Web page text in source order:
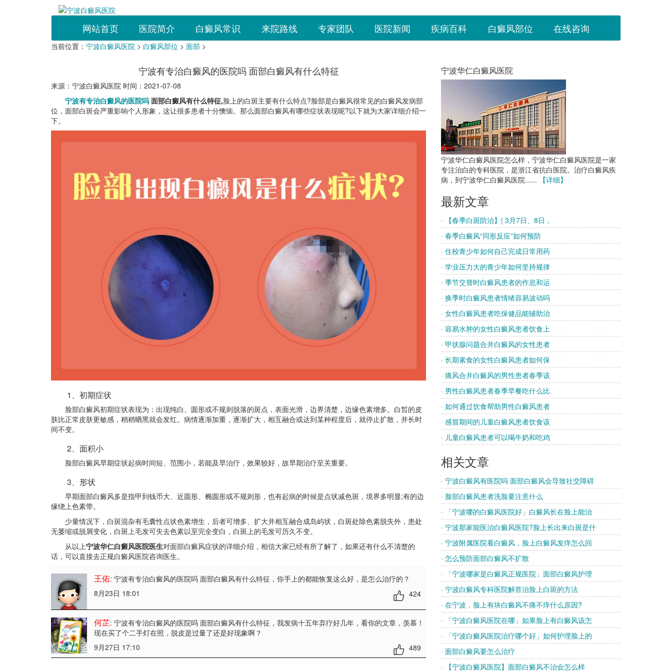
网站首页 医院简介 白癜风常识 来院路线 专家团队 医院新闻 疾病百科 白癜风部位 在线咨询
当前位置： 宁波白癜风医院 > 白癜风部位 > 面部 >
宁波有专治白癜风的医院吗 面部白癜风有什么特征
来源：宁波白癜风医院 时间：2021-07-08
宁波有专治白癜风的医院吗 面部白癜风有什么特征,脸上的白斑主要有什么特点?脸部是白癜风很常见的白癜风发病部
位，面部白斑会严重影响个人形象，这让很多患者十分懊恼。那么面部白癜风有哪些症状表现呢?以下就为大家详细介绍一
下。
1、初期症状
脸部白癜风初期症状表现为：出现纯白、圆形或不规则脱落的斑点，表面光滑，边界清楚，边缘色素增多。白皙的皮
肤比正常皮肤更敏感，稍稍晒黑就会发红。病情逐渐加重，逐渐扩大，相互融合或达到某种程度后，就停止扩散，并长时
间不变。
2、面积小
脸部白癜风早期症状起病时间短、范围小，若能及早治疗，效果较好，故早期治疗至关重要。
3、形状
早期面部白癜风多是指甲到钱币大、近圆形、椭圆形或不规则形，也有起病的时候是点状减色斑，境界多明显;有的边
缘绕上色素带。
少量情况下，白斑混杂有毛囊性点状色素增生，后者可增多、扩大并相互融合成岛屿状，白斑处除色素脱失外，患处
无萎缩或脱屑变化，白斑上毛发可失去色素以至完全变白，白斑上的毛发可历久不变。
从以上宁波华仁白癜风医院医生对面部白癜风症状的详细介绍，相信大家已经有所了解了，如果还有什么不清楚的
话，可以直接去正规白癜风医院咨询医生。
王佑: 宁波有专治白癜风的医院吗 面部白癜风有什么特征 ，你手上的都能恢复这么好，是怎么治疗的？
8月23日 18:01
424
何芷: 宁波有专治白癜风的医院吗 面部白癜风有什么特征 ，我发病十五年弃疗好几年，看你的文章，羡慕！
现在买了个二手灯在照，脱皮是过量了还是好现象啊？
9月27日 17:10
489
宁波华仁白癜风医院
宁波华仁白癜风医院怎么样，宁波华仁白癜风医院是一家
专注治白的专科医院，是浙江省抗白医院。治疗白癜风疾
病，到宁波华仁白癜风医院......
【详细】
最新文章
· 【春季白斑防治】| 3月7日、8日，
· 春季白癜风“同形反应”如何预防
· 住校青少年如何自己完成日常用药
· 学业压力大的青少年如何坚持规律
· 季节交替时白癜风患者的作息和运
· 换季时白癜风患者情绪容易波动吗
· 女性白癜风患者吃保健品能辅助治
· 容易水肿的女性白癜风患者饮食上
· 甲状腺问题合并白癜风的女性患者
· 长期素食的女性白癜风患者如何保
· 痛风合并白癜风的男性患者春季该
· 男性白癜风患者春季早餐吃什么比
· 如何通过饮食帮助男性白癜风患者
· 感冒期间的儿童白癜风患者饮食该
· 儿童白癜风患者可以喝牛奶和吃鸡
相关文章
· 宁波白癜风有医院吗 面部白癜风会导致社交障碍
· 脸部白癜风患者洗脸要注意什么
· 「宁波哪的白癜风医院好」白癜风长在脸上能治
· 宁波那家能医治白癜风医院?脸上长出来白斑是什
· 宁波附属医院看白癜风，脸上白癜风发痒怎么回
· 怎么预防面部白癜风不扩散
· 「宁波哪家是白癜风正规医院」面部白癜风护理
· 宁波白癜风专科医院解答治脸上白斑的方法
· 在宁波，脸上有块白癜风不痛不痒什么原因?
· 「宁波白癜风医院在哪」如果脸上有白癜风该怎
· 「宁波白癜风医院治疗哪个好」如何护理脸上的
· 面部白癜风要怎么治疗
· 【宁波白癜风医院】面部白癜风不治会怎么样